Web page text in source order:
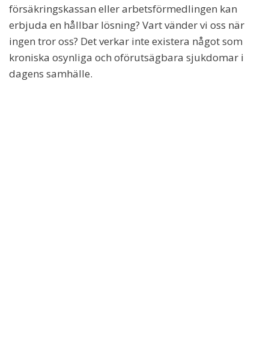
försäkringskassan eller arbetsförmedlingen kan
erbjuda en hållbar lösning? Vart vänder vi oss när
ingen tror oss? Det verkar inte existera något som
kroniska osynliga och oförutsägbara sjukdomar i
dagens samhälle.